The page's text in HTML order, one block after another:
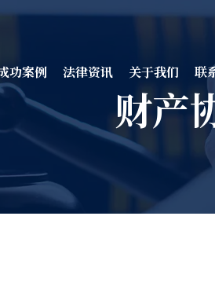
功案例 法律资讯 关于我们 联
财产